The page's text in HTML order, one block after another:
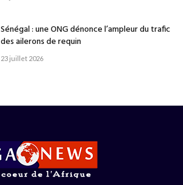
Sénégal : une ONG dénonce l’ampleur du trafic
des ailerons de requin
23 juillet 2026